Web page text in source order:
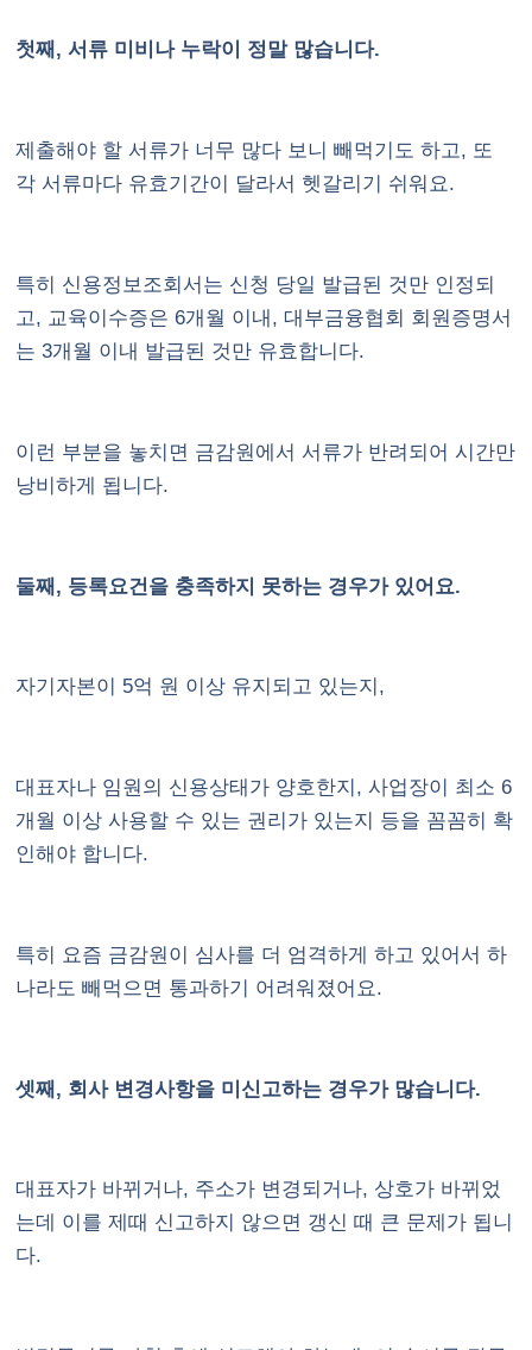
첫째, 서류 미비나 누락이 정말 많습니다.
제출해야 할 서류가 너무 많다 보니 빼먹기도 하고, 또
각 서류마다 유효기간이 달라서 헷갈리기 쉬워요.
특히 신용정보조회서는 신청 당일 발급된 것만 인정되
고, 교육이수증은 6개월 이내, 대부금융협회 회원증명서
는 3개월 이내 발급된 것만 유효합니다.
이런 부분을 놓치면 금감원에서 서류가 반려되어 시간만
낭비하게 됩니다.
둘째, 등록요건을 충족하지 못하는 경우가 있어요.
자기자본이 5억 원 이상 유지되고 있는지,
대표자나 임원의 신용상태가 양호한지, 사업장이 최소 6
개월 이상 사용할 수 있는 권리가 있는지 등을 꼼꼼히 확
인해야 합니다.
특히 요즘 금감원이 심사를 더 엄격하게 하고 있어서 하
나라도 빼먹으면 통과하기 어려워졌어요.
셋째, 회사 변경사항을 미신고하는 경우가 많습니다.
대표자가 바뀌거나, 주소가 변경되거나, 상호가 바뀌었
는데 이를 제때 신고하지 않으면 갱신 때 큰 문제가 됩니
다.